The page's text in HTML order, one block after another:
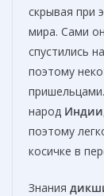
скрывая при
мира. Сами
спустились
поэтому
народ Индии
поэтому
косичке в
Знания